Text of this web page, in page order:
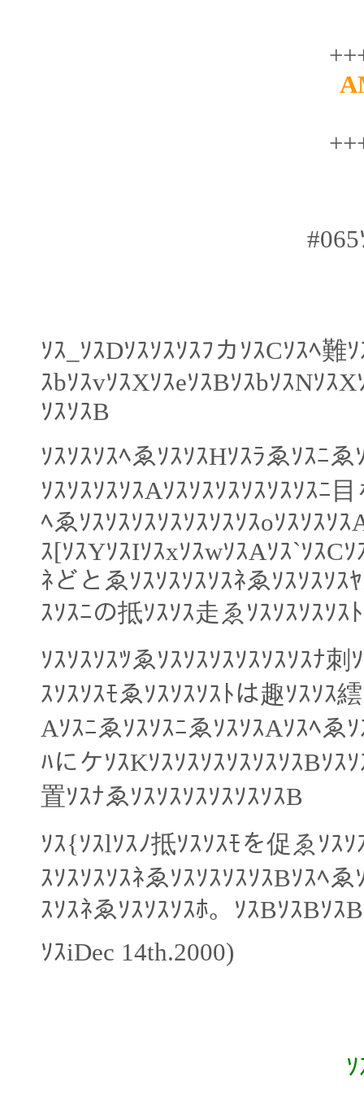
ｿｽ_ｿｽDｿｽｿｽｿｽﾌカｿｽCｿｽﾍ難
ｽbｿｽvｿｽXｿｽeｿｽBｿｽbｿｽNｿｽ
ｿｽｿｽB
ｿｽｿｽｿｽﾍゑｿｽｿｽHｿｽﾗゑｿｽﾆ
ｿｽｿｽｿｽｿｽAｿｽｿｽｿｽｿｽｿｽｿｽﾆ
ﾍゑｿｽｿｽｿｽｿｽｿｽｿｽｿｽoｿｽｿｽｿ
ｽ[ｿｽYｿｽIｿｽxｿｽwｿｽAｿｽ`ｿｽC
ﾈどとゑｿｽｿｽｿｽｿｽﾈゑｿｽｿｽｿｽ
ｽｿｽﾆの抵ｿｽｿｽ走ゑｿｽｿｽｿｽｿｽ
ｿｽｿｽｿｽﾂゑｿｽｿｽｿｽｿｽｿｽｿｽﾅ
ｽｿｽｿｽﾓゑｿｽｿｽｿｽﾄは趣ｿｽｿｽ
AｿｽﾆゑｿｽｿｽﾆゑｿｽｿｽAｿｽﾍゑ
ﾊにケｿｽKｿｽｿｽｿｽｿｽｿｽｿｽBｿｽ
置ｿｽﾅゑｿｽｿｽｿｽｿｽｿｽｿｽB
ｿｽ{ｿｽlｿｽﾉ抵ｿｽｿｽﾓを促ゑｿｽ
ｽｿｽｿｽｿｽﾈゑｿｽｿｽｿｽｿｽBｿｽﾍ
ｽｿｽﾈゑｿｽｿｽｿｽﾎ。ｿｽBｿｽBｿｽB
ｿｽiDec 14th.2000)